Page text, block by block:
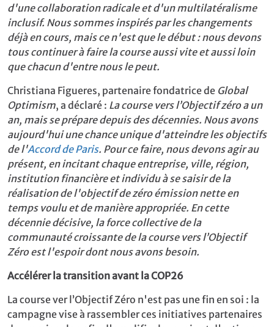
d'une collaboration radicale et d'un multilatéralisme
inclusif. Nous sommes inspirés par les changements
déjà en cours, mais ce n'est que le début : nous devons
tous continuer à faire la course aussi vite et aussi loin
que chacun d'entre nous le peut.
Christiana Figueres, partenaire fondatrice de Global
Optimism, a déclaré : La course vers l’Objectif zéro a un
an, mais se prépare depuis des décennies. Nous avons
aujourd'hui une chance unique d'atteindre les objectifs
de l'Accord de Paris. Pour ce faire, nous devons agir au
présent, en incitant chaque entreprise, ville, région,
institution financière et individu à se saisir de la
réalisation de l'objectif de zéro émission nette en
temps voulu et de manière appropriée. En cette
décennie décisive, la force collective de la
communauté croissante de la course vers l’Objectif
Zéro est l'espoir dont nous avons besoin.
Accélérer la transition avant la COP26
La course ver l’Objectif Zéro n'est pas une fin en soi : la
campagne vise à rassembler ces initiatives partenaires